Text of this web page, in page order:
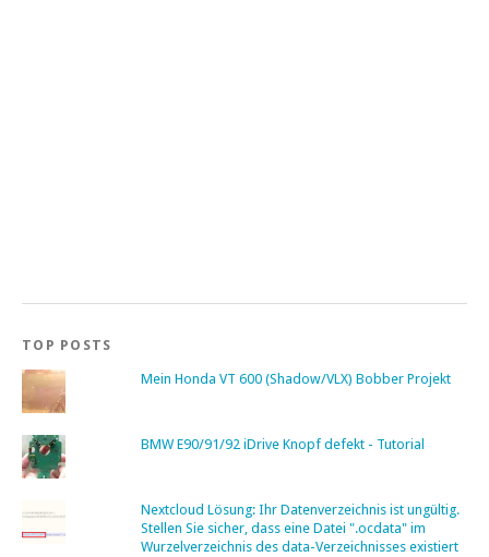
TOP POSTS
Mein Honda VT 600 (Shadow/VLX) Bobber Projekt
BMW E90/91/92 iDrive Knopf defekt - Tutorial
Nextcloud Lösung: Ihr Datenverzeichnis ist ungültig.
Stellen Sie sicher, dass eine Datei ".ocdata" im
Wurzelverzeichnis des data-Verzeichnisses existiert